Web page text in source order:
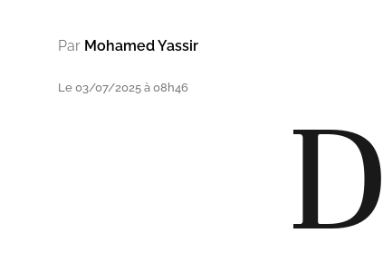
Par Mohamed Yassir
Le 03/07/2025 à 08h46 D